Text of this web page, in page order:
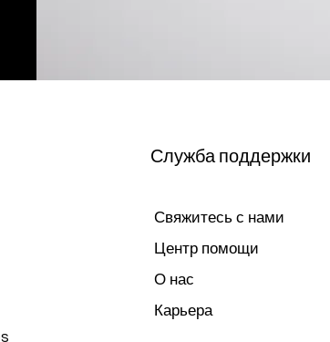
Служба поддержки
Свяжитесь с нами
Центр помощи
О нас
Карьера